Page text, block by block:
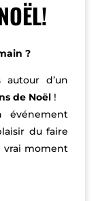
?
d’un
de Noël!
événement
du faire
moment